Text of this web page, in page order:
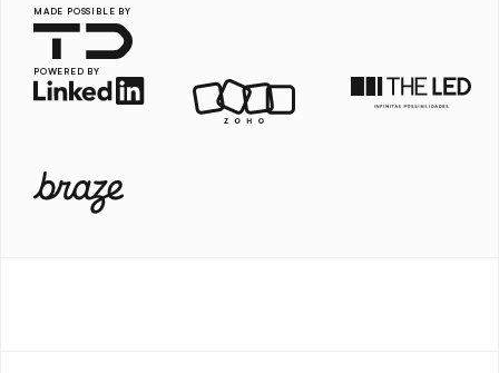
MADE POSSIBLE BY
POWERED BY